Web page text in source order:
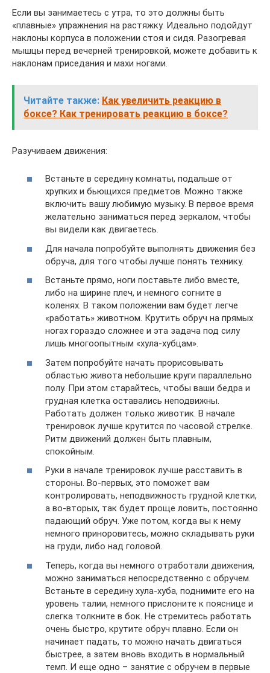
Если вы занимаетесь с утра, то это должны быть
«плавные» упражнения на растяжку. Идеально подойдут
наклоны корпуса в положении стоя и сидя. Разогревая
мышцы перед вечерней тренировкой, можете добавить к
наклонам приседания и махи ногами.
Читайте также: Как увеличить реакцию в
боксе? Как тренировать реакцию в боксе?
Разучиваем движения:
Встаньте в середину комнаты, подальше от
хрупких и бьющихся предметов. Можно также
включить вашу любимую музыку. В первое время
желательно заниматься перед зеркалом, чтобы
вы видели как двигаетесь.
Для начала попробуйте выполнять движения без
обруча, для того чтобы лучше понять технику.
Встаньте прямо, ноги поставьте либо вместе,
либо на ширине плеч, и немного согните в
коленях. В таком положении вам будет легче
«работать» животном. Крутить обруч на прямых
ногах гораздо сложнее и эта задача под силу
лишь многоопытным «хула-хубцам».
Затем попробуйте начать прорисовывать
областью живота небольшие круги параллельно
полу. При этом старайтесь, чтобы ваши бедра и
грудная клетка оставались неподвижны.
Работать должен только животик. В начале
тренировок лучше крутится по часовой стрелке.
Ритм движений должен быть плавным,
спокойным.
Руки в начале тренировок лучше расставить в
стороны. Во-первых, это поможет вам
контролировать, неподвижность грудной клетки,
а во-вторых, так будет проще ловить, постоянно
падающий обруч. Уже потом, когда вы к нему
немного приноровитесь, можно складывать руки
на груди, либо над головой.
Теперь, когда вы немного отработали движения,
можно заниматься непосредственно с обручем.
Встаньте в середину хула-хуба, поднимите его на
уровень талии, немного прислоните к пояснице и
слегка толкните в бок. Не стремитесь работать
очень быстро, крутите обруч плавно. Если он
начинает падать, то можно начать двигаться
быстрее, а затем вновь входить в нормальный
темп. И еще одно – занятие с обручем в первые